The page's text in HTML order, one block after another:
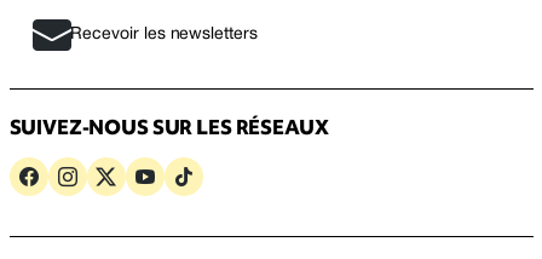
Recevoir les newsletters
SUIVEZ-NOUS SUR LES RÉSEAUX